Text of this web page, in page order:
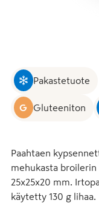
Pakastetuote
G Gluteeniton
Paahtaen
mehukasta broilerin
25x25x20 mm.
käytetty 130 g lihaa.